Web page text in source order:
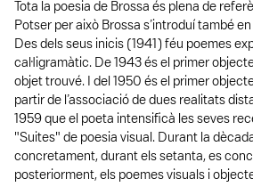
Tota la poesia de Brossa és plena de
Potser per això Brossa s’introduí també
Des dels seus inicis (1941) féu poemes
cal·ligramàtic. De 1943 és el primer
objet trouvé. I del 1950 és el primer
partir de l’associació de dues realitats
1959 que el poeta intensificà les seves
"Suites" de poesia visual. Durant la
concretament, durant els setanta, es
posteriorment, els poemes visuals i